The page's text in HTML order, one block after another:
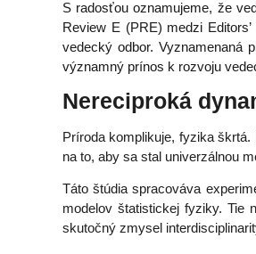
S radosťou oznamujeme, že
Review E (PRE) medzi
vedecký odbor. Vyznamenaná
významný prínos k rozvoju
Nereciproká
Príroda komplikuje, fyzika
na to, aby sa stal univerzálnou
Táto štúdia spracováva
modelov štatistickej fyziky. Tie
skutočný zmysel